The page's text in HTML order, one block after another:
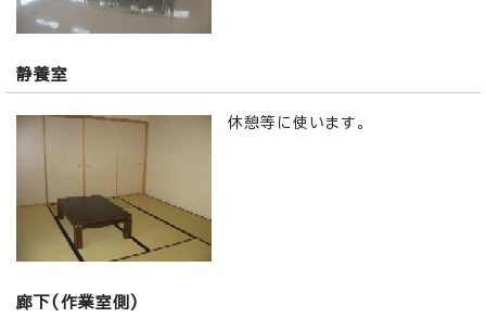
静養室
休憩等に使います。
廊下(作業室側)